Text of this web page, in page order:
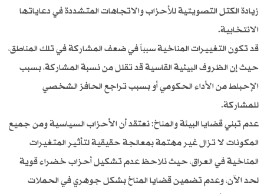
زيادة الكتل التصويتية للأحزاب والاتجاهات المتشددة في دعاياتها
الانتخابية.
قد تكون التغييرات المناخية سبباً في ضعف المشاركة في تلك المناطق،
حيث إن الظروف البيئية القاسية قد تقلل من نسبة المشاركة، بسبب
الإحباط من الأداء الحكومي أو بسبب تراجع الحافز الشخصي
للمشاركة.
عدم تبني قضايا البيئة والمناخ: نعتقد أن الأحزاب السياسية ومن جميع
المكونات لا تزال غير مهتمة بمعالجة حقيقية لتأثير المتغيرات
المناخية في العراق، حيث نلاحظ عدم تشكيل أحزاب خضراء قوية
لحد الآن، وعدم تضمين قضايا المناخ بشكل جوهري في الحملات